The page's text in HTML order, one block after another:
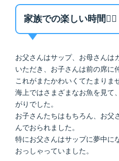
家族での楽しい時間🚣‍♂️
お父さんはサップ、お母さんは
いただき、お子さんは前の席に
これがまたかわいくてたまりま
海上ではさまざまなお魚を見て
がりでした。
お子さんたちはもちろん、お父
んでおられました。
特にお父さんはサップに夢中に
おっしゃっていました。